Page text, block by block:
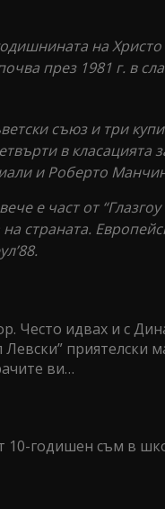
на
през 1981 г. в
съюз и три
в класацията
и Роберто
е част от
страната.
Често идвах и с
приятелски
ви…
годишен съм в